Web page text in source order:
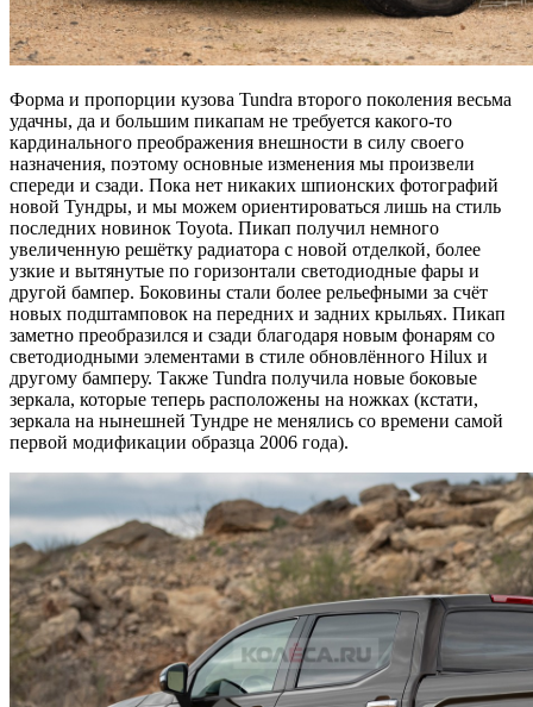
Форма и пропорции кузова Tundra второго поколения весьма
удачны, да и большим пикапам не требуется какого-то
кардинального преображения внешности в силу своего
назначения, поэтому основные изменения мы произвели
спереди и сзади. Пока нет никаких шпионских фотографий
новой Тундры, и мы можем ориентироваться лишь на стиль
последних новинок Toyota. Пикап получил немного
увеличенную решётку радиатора с новой отделкой, более
узкие и вытянутые по горизонтали светодиодные фары и
другой бампер. Боковины стали более рельефными за счёт
новых подштамповок на передних и задних крыльях. Пикап
заметно преобразился и сзади благодаря новым фонарям со
светодиодными элементами в стиле обновлённого Hilux и
другому бамперу. Также Tundra получила новые боковые
зеркала, которые теперь расположены на ножках (кстати,
зеркала на нынешней Тундре не менялись со времени самой
первой модификации образца 2006 года).